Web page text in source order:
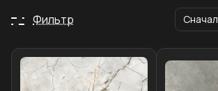
Фильтр